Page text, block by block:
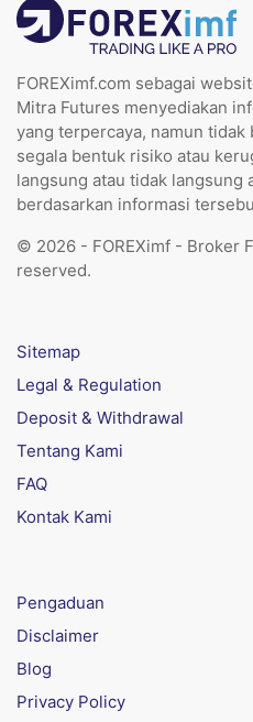
FOREXimf.com sebagai
Mitra Futures menyediakan
yang terpercaya, namun
segala bentuk risiko atau
langsung atau tidak langsung
berdasarkan informasi
© 2026 - FOREXimf - Broker
reserved.
Sitemap
Legal & Regulation
Deposit & Withdrawal
Tentang Kami
FAQ
Kontak Kami
Pengaduan
Disclaimer
Blog
Privacy Policy